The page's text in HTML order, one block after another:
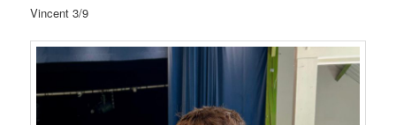
Vincent 3/9